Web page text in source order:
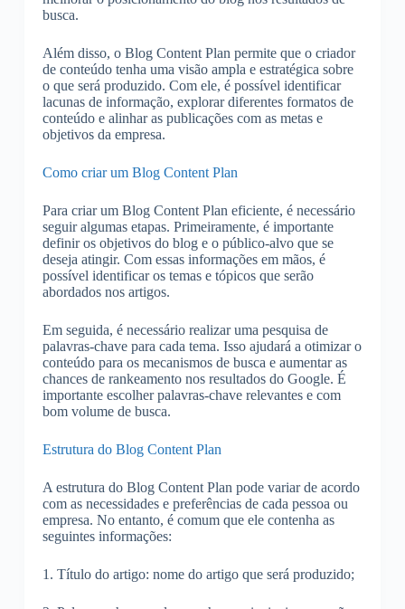
busca.
Além disso, o Blog Content Plan permite que o criador
de conteúdo tenha uma visão ampla e estratégica sobre
o que será produzido. Com ele, é possível identificar
lacunas de informação, explorar diferentes formatos de
conteúdo e alinhar as publicações com as metas e
objetivos da empresa.
Como criar um Blog Content Plan
Para criar um Blog Content Plan eficiente, é necessário
seguir algumas etapas. Primeiramente, é importante
definir os objetivos do blog e o público-alvo que se
deseja atingir. Com essas informações em mãos, é
possível identificar os temas e tópicos que serão
abordados nos artigos.
Em seguida, é necessário realizar uma pesquisa de
palavras-chave para cada tema. Isso ajudará a otimizar o
conteúdo para os mecanismos de busca e aumentar as
chances de rankeamento nos resultados do Google. É
importante escolher palavras-chave relevantes e com
bom volume de busca.
Estrutura do Blog Content Plan
A estrutura do Blog Content Plan pode variar de acordo
com as necessidades e preferências de cada pessoa ou
empresa. No entanto, é comum que ele contenha as
seguintes informações:
1. Título do artigo: nome do artigo que será produzido;